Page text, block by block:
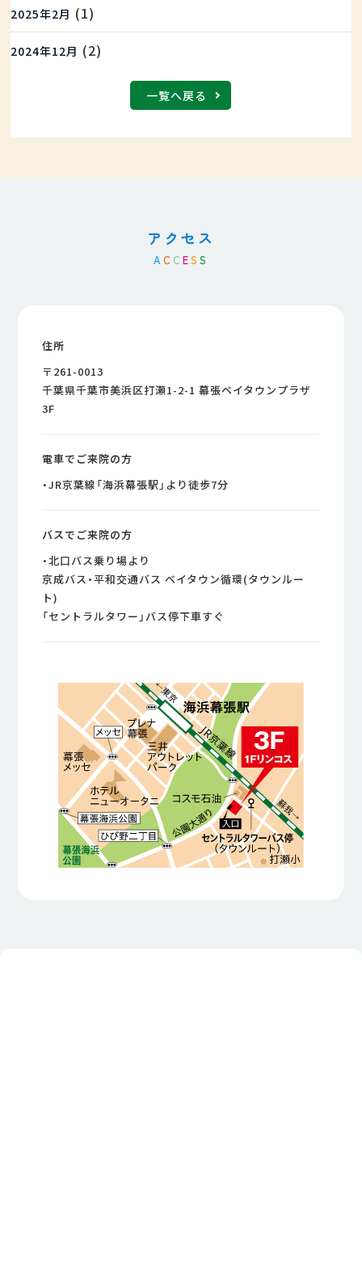
2025年2月 (1)
2024年12月 (2)
一覧へ戻る
アクセス
A C C ES S
住所
〒261-0013
千葉県千葉市美浜区打瀬1-2-1 幕張ベイタウンプラザ
3F
電車でご来院の方
・JR京葉線「海浜幕張駅」より徒歩7分
バスでご来院の方
・北口バス乗り場より
京成バス・平和交通バス ベイタウン循環(タウンルー
ト)
「セントラルタワー」バス停下車すぐ